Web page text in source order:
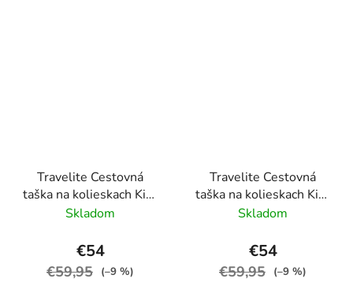
Travelite Cestovná
taška na kolieskach Kick
Off S Ružová
Skladom
€54
€59,95 (–9 %)
Travelite Cestovná
taška na kolieskach Kick
Off S Sivá Antracit
Skladom
€54
€59,95 (–9 %)